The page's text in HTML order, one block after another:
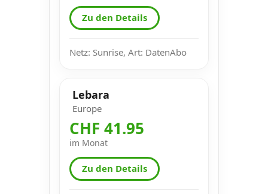
Zu den Details
Netz: Sunrise, Art: DatenAbo
Lebara
Europe
CHF 41.95
im Monat
Zu den Details